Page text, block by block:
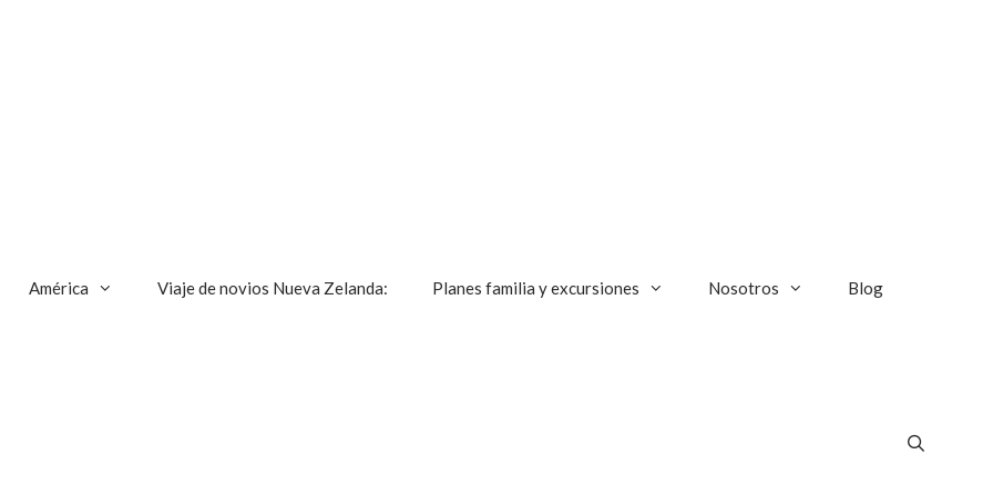
América Viaje de novios Nueva Zelanda: Planes familia y excursiones Nosotros Blog